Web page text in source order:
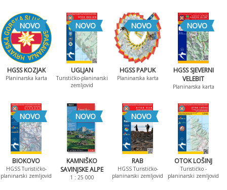
NOVO
HGSS KOZJAK
Planinarska karta
NOVO
UGLJAN
Turističko-planinarski
zemljovid
NOVO
HGSS PAPUK
Planinarska karta
NOVO
HGSS SJEVERNI
VELEBIT
Planinarska karta
NOVO
BIOKOVO
HGSS Turističko-
planinarski zemljovid
NOVO
KAMNIŠKO
SAVINJSKE ALPE
1 : 25 000
NOVO
RAB
HGSS Turističko-
planinarski zemljovid
OTOK LOŠINJ
Turističko -
planinarski zemljovid